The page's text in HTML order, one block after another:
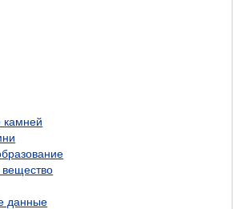
камней
вещество
данные